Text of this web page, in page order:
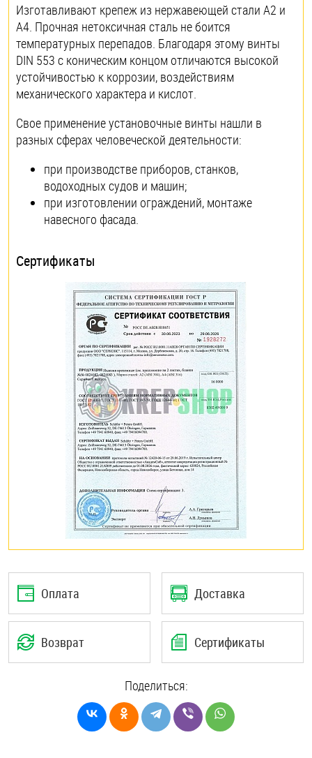
Изготавливают крепеж из нержавеющей стали А2 и
А4. Прочная нетоксичная сталь не боится
температурных перепадов. Благодаря этому винты
DIN 553 с коническим концом отличаются высокой
устойчивостью к коррозии, воздействиям
механического характера и кислот.
Свое применение установочные винты нашли в
разных сферах человеческой деятельности:
при производстве приборов, станков,
водоходных судов и машин;
при изготовлении ограждений, монтаже
навесного фасада.
Сертификаты
Оплата Доставка
Возврат Сертификаты
Поделиться: